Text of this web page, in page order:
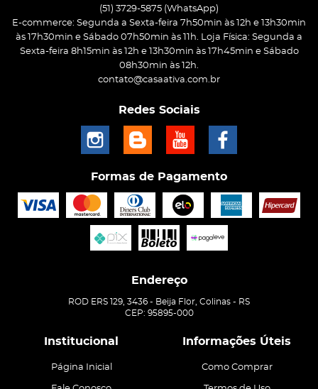
(51) 3729-5875 (WhatsApp)
E-commerce: Segunda a Sexta-feira 7h50min às 12h e 13h30min
às 17h30min e Sábado 07h50min às 11h. Loja Física: Segunda a
Sexta-feira 8h15min às 12h e 13h30min às 17h45min e Sábado
08h30min às 12h.
contato@casaativa.com.br
Redes Sociais
Formas de Pagamento
Endereço
ROD ERS 129, 3436 - Beija Flor, Colinas - RS
CEP: 95895-000
Institucional
Página Inicial
Informações Úteis
Como Comprar